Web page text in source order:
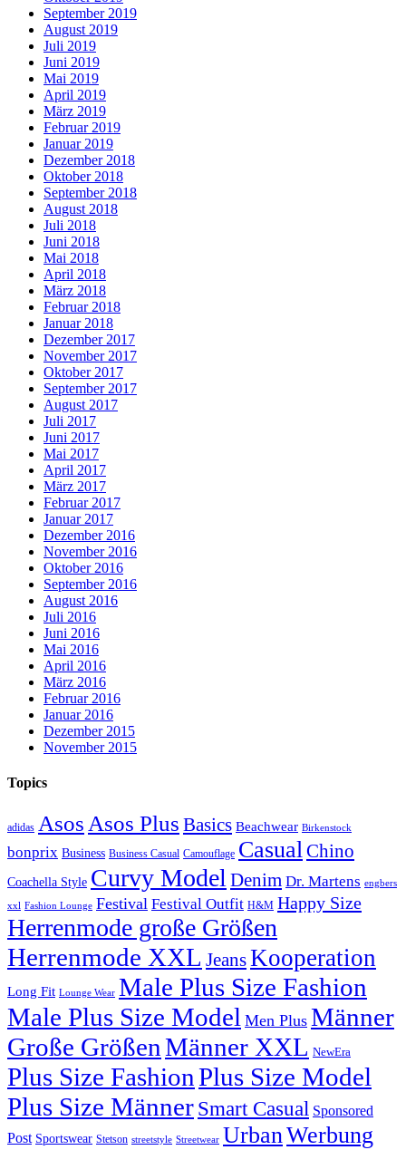
September 2019
August 2019
Juli 2019
Juni 2019
Mai 2019
April 2019
März 2019
Februar 2019
Januar 2019
Dezember 2018
Oktober 2018
September 2018
August 2018
Juli 2018
Juni 2018
Mai 2018
April 2018
März 2018
Februar 2018
Januar 2018
Dezember 2017
November 2017
Oktober 2017
September 2017
August 2017
Juli 2017
Juni 2017
Mai 2017
April 2017
März 2017
Februar 2017
Januar 2017
Dezember 2016
November 2016
Oktober 2016
September 2016
August 2016
Juli 2016
Juni 2016
Mai 2016
April 2016
März 2016
Februar 2016
Januar 2016
Dezember 2015
November 2015
Topics
adidas Asos Asos Plus Basics Beachwear Birkenstock
bonprix Business Business Casual Camouflage CasualChino
Coachella Style Curvy Model Denim Dr. Martens engbers
xxl Fashion Lounge Festival Festival Outfit H&M Happy Size
Herrenmode große Größen
Herrenmode XXL JeansKooperation
Long Fit Lounge Wear Male Plus Size Fashion
Male Plus Size Model Men Plus Männer
Große GrößenMänner XXL NewEra
Plus Size FashionPlus Size Model
Plus Size MännerSmart Casual Sponsored
Post Sportswear Stetson streetstyle Streetwear UrbanWerbung